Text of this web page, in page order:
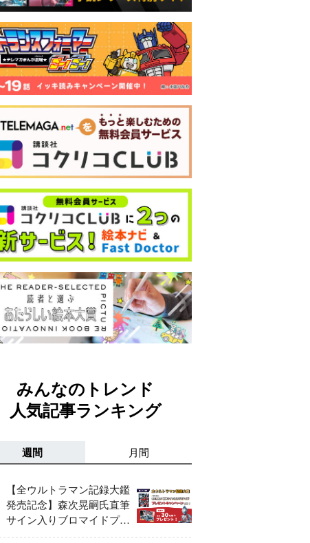
みんなのトレンド
人気記事ランキング
週間 月間
【全ウルトラマン記録大鑑
発売記念】森次晃嗣氏直筆
サイン入りブロマイドプレ
ゼントキャンペーン開催！